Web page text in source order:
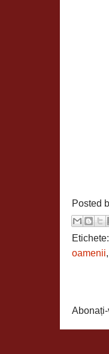
Posted
Etichete:
oamenii,